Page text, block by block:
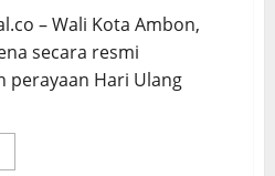
– Wali Kota Ambon,
secara resmi
perayaan Hari Ulang